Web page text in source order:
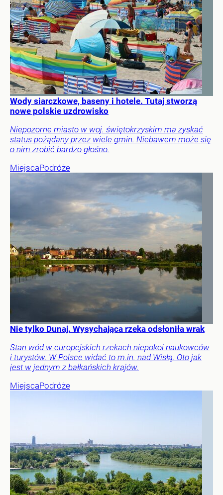
Wody siarczkowe, baseny i hotele. Tutaj stworzą
nowe polskie uzdrowisko
Niepozorne miasto w woj. świętokrzyskim ma zyskać
status pożądany przez wiele gmin. Niebawem może się
o nim zrobić bardzo głośno.
MiejscaPodróże
Nie tylko Dunaj. Wysychająca rzeka odsłoniła wrak
Stan wód w europejskich rzekach niepokoi naukowców
i turystów. W Polsce widać to m.in. nad Wisłą. Oto jak
jest w jednym z bałkańskich krajów.
MiejscaPodróże